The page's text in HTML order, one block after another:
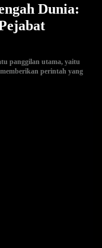
Dunia:
panggilan utama, yaitu
perintah yang